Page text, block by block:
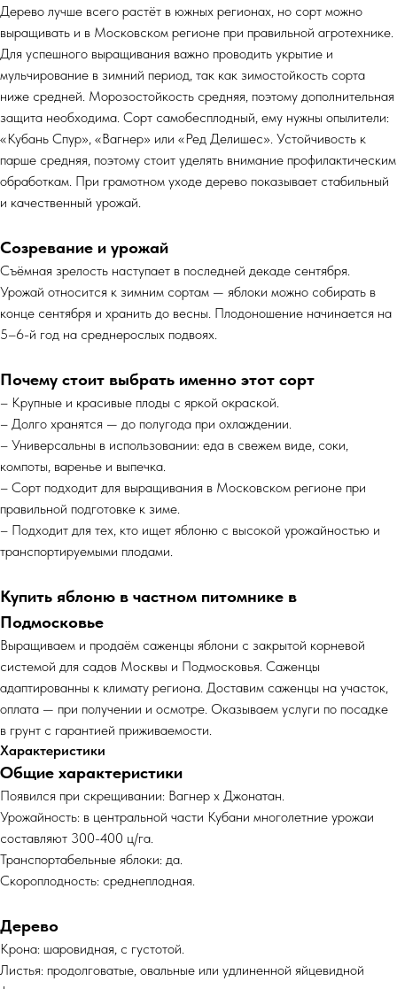
Дерево лучше всего растёт в южных регионах, но сорт можно
выращивать и в Московском регионе при правильной агротехнике.
Для успешного выращивания важно проводить укрытие и
мульчирование в зимний период, так как зимостойкость сорта
ниже средней. Морозостойкость средняя, поэтому дополнительная
защита необходима. Сорт самобесплодный, ему нужны опылители:
«Кубань Спур», «Вагнер» или «Ред Делишес». Устойчивость к
парше средняя, поэтому стоит уделять внимание профилактическим
обработкам. При грамотном уходе дерево показывает стабильный
и качественный урожай.
Созревание и урожай
Съёмная зрелость наступает в последней декаде сентября.
Урожай относится к зимним сортам — яблоки можно собирать в
конце сентября и хранить до весны. Плодоношение начинается на
5–6-й год на среднерослых подвоях.
Почему стоит выбрать именно этот сорт
– Крупные и красивые плоды с яркой окраской.
– Долго хранятся — до полугода при охлаждении.
– Универсальны в использовании: еда в свежем виде, соки,
компоты, варенье и выпечка.
– Сорт подходит для выращивания в Московском регионе при
правильной подготовке к зиме.
– Подходит для тех, кто ищет яблоню с высокой урожайностью и
транспортируемыми плодами.
Купить яблоню в частном питомнике в
Подмосковье
Выращиваем и продаём саженцы яблони с закрытой корневой
системой для садов Москвы и Подмосковья. Саженцы
адаптированны к климату региона. Доставим саженцы на участок,
оплата — при получении и осмотре. Оказываем услуги по посадке
в грунт с гарантией приживаемости.
Характеристики
Общие характеристики
Появился при скрещивании: Вагнер х Джонатан.
Урожайность: в центральной части Кубани многолетние урожаи
составляют 300-400 ц/га.
Транспортабельные яблоки: да.
Скороплодность: среднеплодная.
Дерево
Крона: шаровидная, с густотой.
Листья: продолговатые, овальные или удлиненной яйцевидной